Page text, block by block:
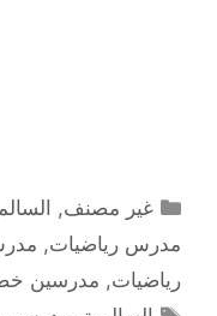
التصنيفات
غير مصنف,
مدرس رياضيات,
رياضيات, مدرسين